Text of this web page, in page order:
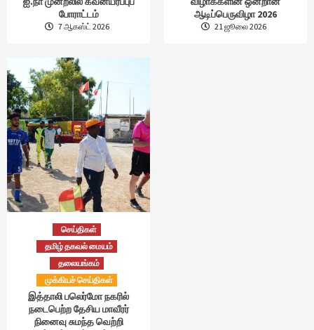
போராட்டம்
7 ஆகஸ்ட் 2026
ஆடிப்பெருவிழா 2026
21 ஜூலை 2026
செய்திகள்
தமிழ் தகவல் மையம்
தலையங்கம்
முக்கியச் செய்திகள்
இத்தாலி பலெர்மோ நகரில்
நடைபெற்ற தேசிய மாவீரர்
நினைவு சுமந்த வெற்றி